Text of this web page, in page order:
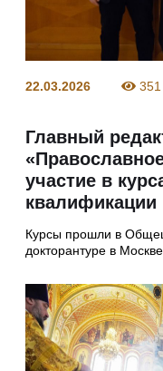
22.03.2026 351
Главный
участие в
квалификации
Курсы прошли в
докторантуре в Москве